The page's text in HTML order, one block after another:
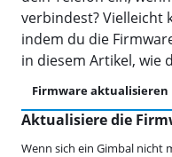
verbindest? Vielleicht
indem du die
in diesem Artikel, wie
Firmware aktualisieren
Aktualisiere die
Wenn sich ein Gimbal nicht